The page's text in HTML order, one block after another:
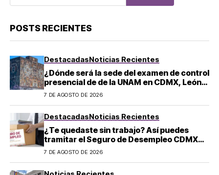
POSTS RECIENTES
DestacadasNoticias Recientes
¿Dónde será la sede del examen de control
presencial de de la UNAM en CDMX, León,
Oaxaca y Tijuana?
7 DE AGOSTO DE 2026
DestacadasNoticias Recientes
¿Te quedaste sin trabajo? Así puedes
tramitar el Seguro de Desempleo CDMX
2026: convocatoria y requisitos
7 DE AGOSTO DE 2026